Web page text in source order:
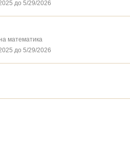
до 5/29/2026
математика
до 5/29/2026